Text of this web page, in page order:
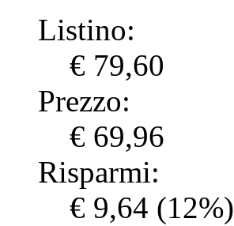
Listino:
€ 79,60
Prezzo:
€ 69,96
Risparmi:
€ 9,64 (12%)